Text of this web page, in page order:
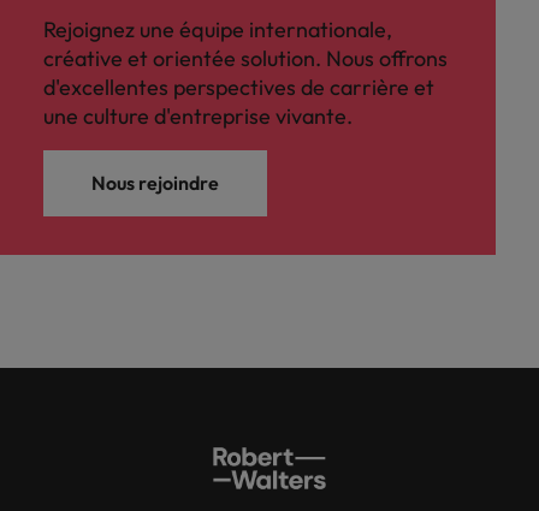
Rejoignez une équipe internationale,
créative et orientée solution. Nous offrons
d'excellentes perspectives de carrière et
une culture d'entreprise vivante.
Nous rejoindre